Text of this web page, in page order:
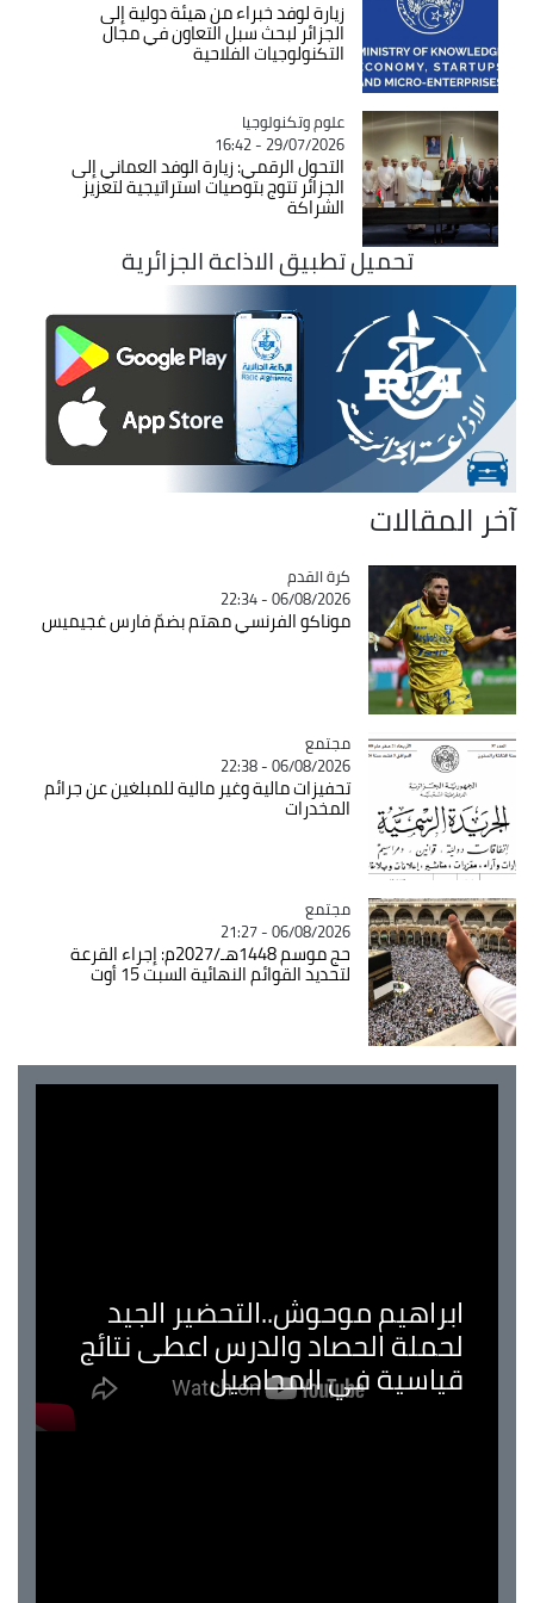
زيارة لوفد خبراء من هيئة دولية إلى
الجزائر لبحث سبل التعاون في مجال
التكنولوجيات الفلاحية
Catégorie
علوم وتكنولوجيا
29/07/2026 - 16:42
التحول الرقمي: زيارة الوفد العماني إلى
الجزائر تتوج بتوصيات استراتيجية لتعزيز
الشراكة
تحميل تطبيق الاذاعة الجزائرية
آخر المقالات
Catégorie
كرة القدم
06/08/2026 - 22:34
موناكو الفرنسي مهتم بضمّ فارس غجيميس
Catégorie
مجتمع
06/08/2026 - 22:38
تحفيزات مالية وغير مالية للمبلغين عن جرائم
المخدرات
Catégorie
مجتمع
06/08/2026 - 21:27
حج موسم 1448هـ/2027م: إجراء القرعة
لتحديد القوائم النهائية السبت 15 أوت
ابراهيم موحوش..التحضير الجيد
لحملة الحصاد والدرس اعطى نتائج
قياسية في المحاصيل